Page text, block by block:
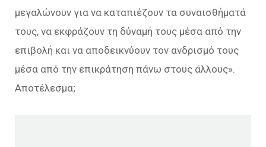
μεγαλώνουν για να καταπιέζουν τα συναισθήματά
τους, να εκφράζουν τη δύναμή τους μέσα από την
επιβολή και να αποδεικνύουν τον ανδρισμό τους
μέσα από την επικράτηση πάνω στους άλλους».
Αποτέλεσμα;